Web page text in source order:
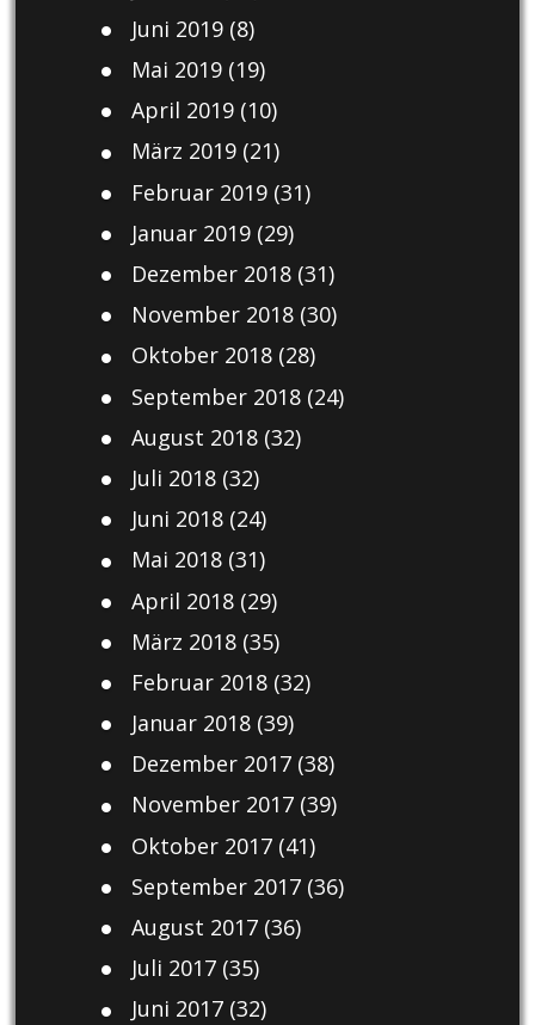
Juni 2019(8)
Mai 2019(19)
April 2019(10)
März 2019(21)
Februar 2019(31)
Januar 2019(29)
Dezember 2018(31)
November 2018(30)
Oktober 2018(28)
September 2018(24)
August 2018(32)
Juli 2018(32)
Juni 2018(24)
Mai 2018(31)
April 2018(29)
März 2018(35)
Februar 2018(32)
Januar 2018(39)
Dezember 2017(38)
November 2017(39)
Oktober 2017(41)
September 2017(36)
August 2017(36)
Juli 2017(35)
Juni 2017(32)